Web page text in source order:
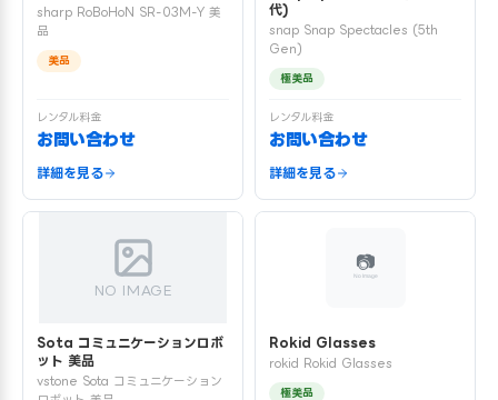
sharp RoBoHoN SR-03M-Y 美
品
美品
レンタル料金
お問い合わせ
詳細を見る
代)
snap Snap Spectacles (5th
Gen)
極美品
レンタル料金
お問い合わせ
詳細を見る
NO IMAGE
Sota コミュニケーションロボ
ット 美品
vstone Sota コミュニケーション
Rokid Glasses
rokid Rokid Glasses
極美品